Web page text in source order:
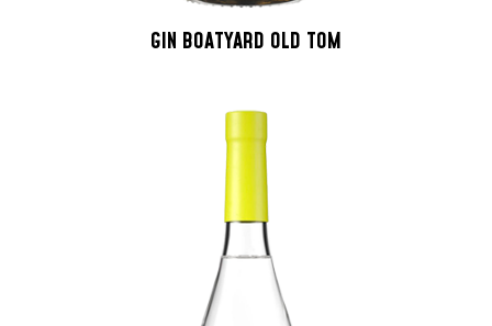
GIN BOATYARD OLD TOM